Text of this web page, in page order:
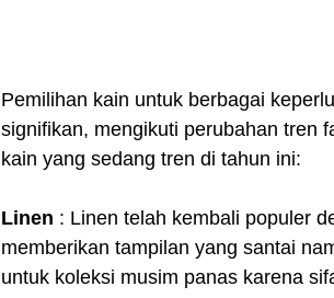
Pemilihan kain untuk berbagai
signifikan, mengikuti perubahan tren
kain yang sedang tren di tahun ini:
Linen : Linen telah kembali populer
memberikan tampilan yang santai
untuk koleksi musim panas karena